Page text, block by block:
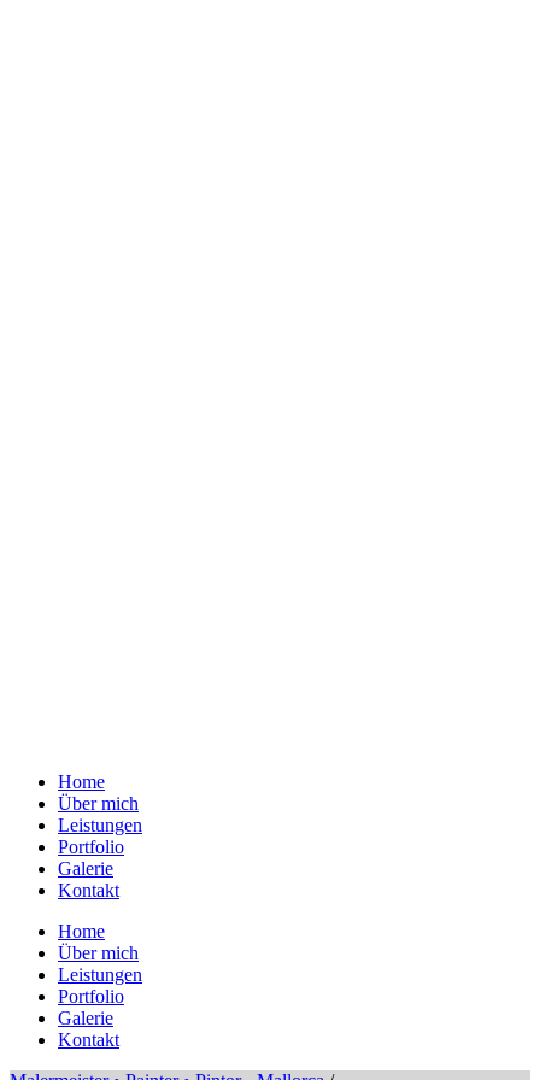
Home
Über mich
Leistungen
Portfolio
Galerie
Kontakt
Home
Über mich
Leistungen
Portfolio
Galerie
Kontakt